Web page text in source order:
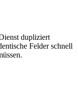
dupliziert
Felder schnell